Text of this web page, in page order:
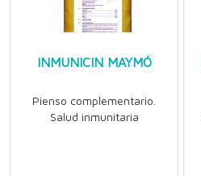
INMUNICIN MAYMÓ
Pienso complementario.
Salud inmunitaria